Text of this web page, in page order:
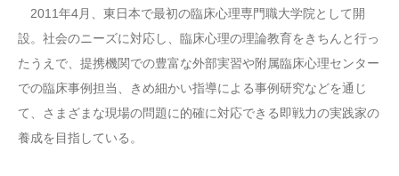
2011年4月、東日本で最初の臨床心理専門職大学院として開
設。社会のニーズに対応し、臨床心理の理論教育をきちんと行っ
たうえで、提携機関での豊富な外部実習や附属臨床心理センター
での臨床事例担当、きめ細かい指導による事例研究などを通じ
て、さまざまな現場の問題に的確に対応できる即戦力の実践家の
養成を目指している。